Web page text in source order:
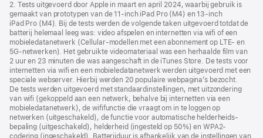
2. Tests uitgevoerd door Apple in maart en april 2024, waarbij gebruik is
gemaakt van prototypen van de 11‑inch iPad Pro (M4) en 13‑inch
iPad Pro (M4). Bij de tests werden de volgende taken uitgevoerd totdat de
batterij helemaal leeg was: video afspelen en internetten via wifi of een
mobiele­data­netwerk (Cellular-modellen met een abonnement op LTE- en
5G‑netwerken). Het gebruikte videomateriaal was een herhaalde film van
2 uur en 23 minuten die was aangeschaft in de iTunes Store. De tests voor
internetten via wifi en een mobiele­data­netwerk werden uitgevoerd met een
speciale webserver. Hierbij werden 20 populaire webpagina’s bezocht.
De tests werden uitgevoerd met standaard­instellingen, met uitzondering
van wifi (gekoppeld aan een netwerk, behalve bij internetten via een
mobiele­­data­­netwerk), de wififunctie die vraagt om in te loggen op
netwerken (uitgeschakeld), de functie voor automatische helderheids­
bepaling (uitgeschakeld), helderheid (ingesteld op 50%) en WPA2-